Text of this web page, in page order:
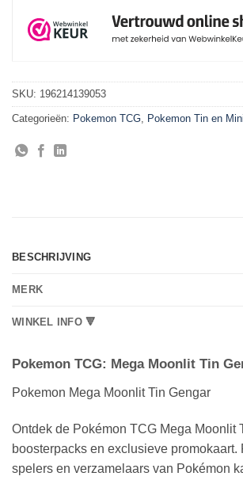
SKU: 196214139053
Categorieën: Pokemon TCG Pokemon Tin en
BESCHRIJVING
MERK
WINKEL INFO 🔻
Pokemon TCG: Mega Moonlit Tin
Pokemon Mega Moonlit Tin Gengar
Ontdek de Pokémon TCG Mega Moonlit
boosterpacks en exclusieve promokaart.
spelers en verzamelaars van Pokémon